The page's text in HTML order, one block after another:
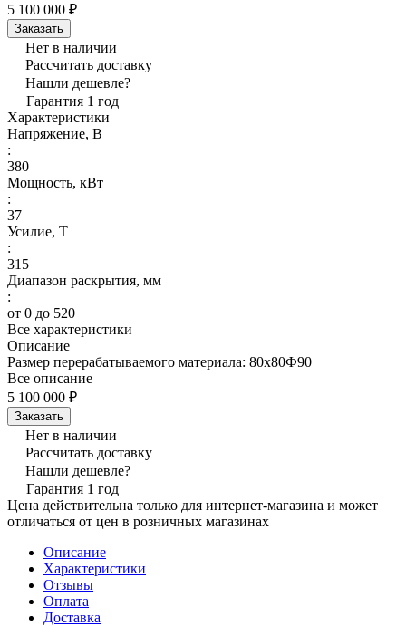
5 100 000 ₽
Заказать
Нет в наличии
Рассчитать доставку
Нашли дешевле?
Гарантия 1 год
Характеристики
Напряжение, В
:
380
Мощность, кВт
:
37
Усилие, Т
:
315
Диапазон раскрытия, мм
:
от 0 до 520
Все характеристики
Описание
Размер перерабатываемого материала: 80х80Ф90
Все описание
5 100 000 ₽
Заказать
Нет в наличии
Рассчитать доставку
Нашли дешевле?
Гарантия 1 год
Цена действительна только для интернет-магазина и может
отличаться от цен в розничных магазинах
Описание
Характеристики
Отзывы
Оплата
Доставка